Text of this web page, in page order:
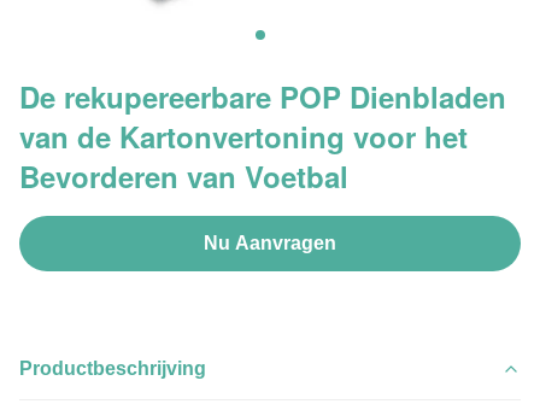
De rekupereerbare POP Dienbladen
van de Kartonvertoning voor het
Bevorderen van Voetbal
Nu Aanvragen
Productbeschrijving